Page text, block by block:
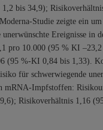
bis 34,9);
Studie zeigte ein
unerwünschte Ereignisse in
pro 10.000 (95 % KI
(95 %-KI 0,84 bis 1,33).
für schwerwiegende
mRNA-Impfstoffen:
Risikoverhältnis 1,16